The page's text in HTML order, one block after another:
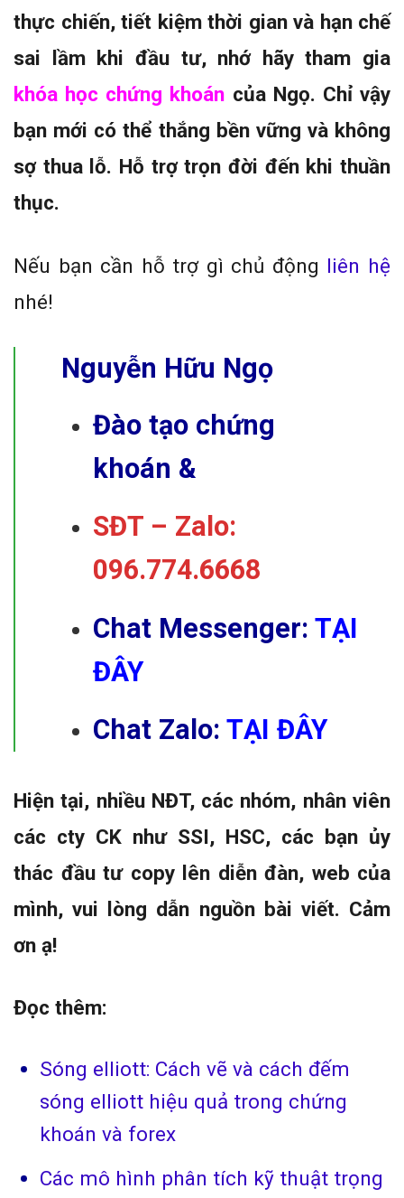
thực chiến, tiết kiệm thời gian và hạn chế
sai lầm khi đầu tư, nhớ hãy tham gia
khóa học chứng khoán của Ngọ. Chỉ vậy
bạn mới có thể thắng bền vững và không
sợ thua lỗ. Hỗ trợ trọn đời đến khi thuần
thục.
Nếu bạn cần hỗ trợ gì chủ động liên hệ
nhé!
Nguyễn Hữu Ngọ
Đào tạo chứng
khoán &
SĐT – Zalo:
096.774.6668
Chat Messenger: TẠI
ĐÂY
Chat Zalo: TẠI ĐÂY
Hiện tại, nhiều NĐT, các nhóm, nhân viên
các cty CK như SSI, HSC, các bạn ủy
thác đầu tư copy lên diễn đàn, web của
mình, vui lòng dẫn nguồn bài viết. Cảm
ơn ạ!
Đọc thêm:
Sóng elliott: Cách vẽ và cách đếm
sóng elliott hiệu quả trong chứng
khoán và forex
Các mô hình phân tích kỹ thuật trọng